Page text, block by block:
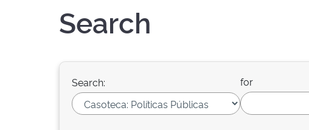
Search
Search: for